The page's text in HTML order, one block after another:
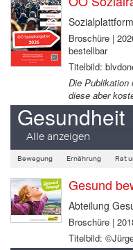
Broschüre |
bestellbar
Titelbild:
Die Publikation
diese aber
Gesundheit
Alle anzeigen
Bewegung Ernährung Rat
Gesund
Abteilung
Broschüre |
Titelbild: